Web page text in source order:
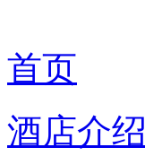
首页
酒店介绍